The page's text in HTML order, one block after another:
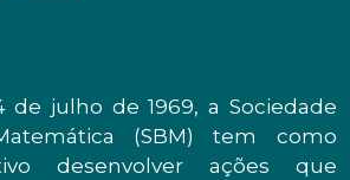
de julho de 1969, a Sociedade
(SBM) tem como
desenvolver ações que